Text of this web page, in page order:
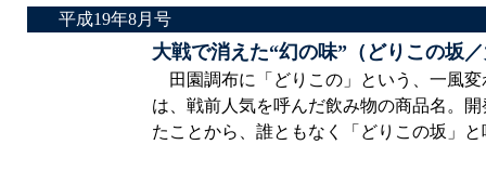
平成19年8月号
大戦で消えた“幻の味”（どりこの坂
田園調布に「どりこの」という、一風
は、戦前人気を呼んだ飲み物の商品名。
たことから、誰ともなく「どりこの坂」